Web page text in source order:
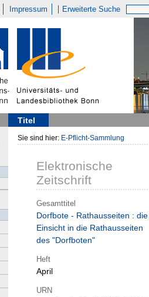
Impressum Erweiterte Suche
Titel
Sie sind hier: E-Pflicht-Sammlung
Elektronische
Zeitschrift
Gesamttitel
Dorfbote - Rathausseiten : die
Einsicht in die Rathausseiten
des "Dorfboten"
Heft
April
URN